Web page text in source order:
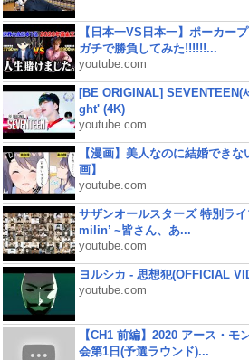
【日本一VS日本一】ポーカー
ガチで勝負してみた!!!!!!...
youtube.com
[BE ORIGINAL] SEVENTEEN(
ght' (4K)
youtube.com
【漫画】美人なのに結婚でき
画】
youtube.com
サザンオールスターズ 特別ラ
milin’ ~皆さん、あ...
youtube.com
ヨルシカ - 思想犯(OFFICIAL
youtube.com
【CH1 前編】2020 アース・モ
会第1日(予選ラウンド)...